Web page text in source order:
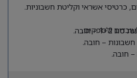
כרטיסי אשראי וקליטת חשבוניות.
ולספקים.– חובה.
חשבונות – חובה.
חובה.